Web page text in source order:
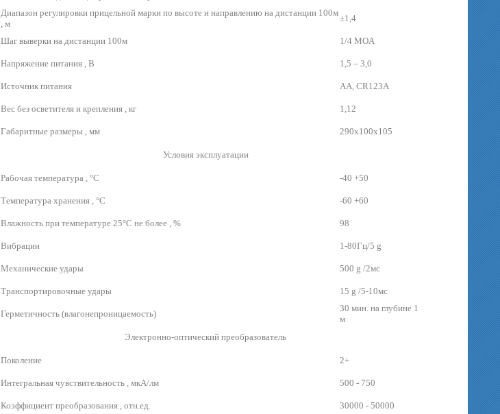
Диапазон регулировки прицельной марки по высоте и направлению на дистанции 100м
, м
±1,4
Шаг выверки на дистанции 100м 1/4 MOA
Напряжение питания , В 1,5 – 3,0
Источник питания AA, CR123A
Вес без осветителя и крепления , кг 1,12
Габаритные размеры , мм 290x100x105
Условия эксплуатации
Рабочая температура , °С -40 +50
Температура хранения , °С -60 +60
Влажность при температуре 25°С не более , % 98
Вибрации 1-80Гц/5 g
Механические удары 500 g /2мс
Транспортировочные удары 15 g /5-10мс
Герметичность (влагонепроницаемость)
30 мин. на глубине 1
м
Электронно-оптический преобразователь
Поколение 2+
Интегральная чувствительность , мкА/лм 500 - 750
Коэффициент преобразования , отн.ед. 30000 - 50000